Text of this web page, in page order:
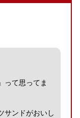
って思ってま
サンドがおいし